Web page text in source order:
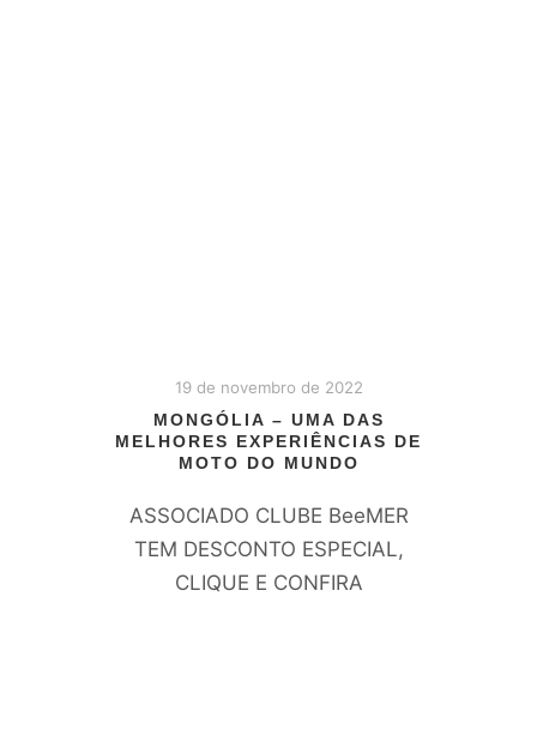
19 de novembro de 2022
MONGÓLIA – UMA DAS
MELHORES EXPERIÊNCIAS DE
MOTO DO MUNDO
ASSOCIADO CLUBE BeeMER
TEM DESCONTO ESPECIAL,
CLIQUE E CONFIRA